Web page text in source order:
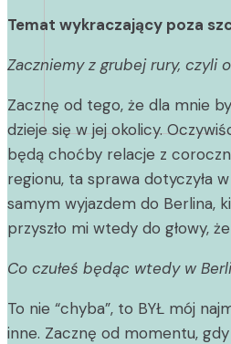
Temat wykraczający poza
Zaczniemy z grubej rury, czyli
Zacznę od tego, że dla mnie
dzieje się w jej okolicy.
będą choćby relacje z
regionu, ta sprawa dotyczyła
samym wyjazdem do Berlina,
przyszło mi wtedy do głowy,
Co czułeś będąc wtedy w
To nie “chyba”, to BYŁ mój
inne. Zacznę od momentu,